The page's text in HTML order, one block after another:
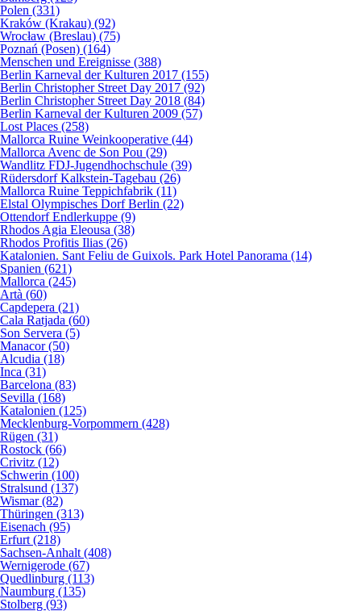
Polen (331)
Kraków (Krakau) (92)
Wrocław (Breslau) (75)
Poznań (Posen) (164)
Menschen und Ereignisse (388)
Berlin Karneval der Kulturen 2017 (155)
Berlin Christopher Street Day 2017 (92)
Berlin Christopher Street Day 2018 (84)
Berlin Karneval der Kulturen 2009 (57)
Lost Places (258)
Mallorca Ruine Weinkooperative (44)
Mallorca Avenc de Son Pou (29)
Wandlitz FDJ-Jugendhochschule (39)
Rüdersdorf Kalkstein-Tagebau (26)
Mallorca Ruine Teppichfabrik (11)
Elstal Olympisches Dorf Berlin (22)
Ottendorf Endlerkuppe (9)
Rhodos Agia Eleousa (38)
Rhodos Profitis Ilias (26)
Katalonien. Sant Feliu de Guixols. Park Hotel Panorama (14)
Spanien (621)
Mallorca (245)
Artà (60)
Capdepera (21)
Cala Ratjada (60)
Son Servera (5)
Manacor (50)
Alcudia (18)
Inca (31)
Barcelona (83)
Sevilla (168)
Katalonien (125)
Mecklenburg-Vorpommern (428)
Rügen (31)
Rostock (66)
Crivitz (12)
Schwerin (100)
Stralsund (137)
Wismar (82)
Thüringen (313)
Eisenach (95)
Erfurt (218)
Sachsen-Anhalt (408)
Wernigerode (67)
Quedlinburg (113)
Naumburg (135)
Stolberg (93)